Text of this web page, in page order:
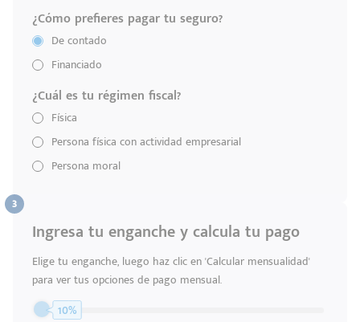
Escríbenos
+528121278366
Código
Postal
Ingresar
¿Cómo prefieres pagar tu seguro?
De contado
Financiado
¿Cuál es tu régimen fiscal?
Física
Persona física con actividad empresarial
Persona moral
Ingresa tu enganche y calcula tu pago
Elige tu enganche, luego haz clic en 'Calcular mensualidad'
para ver tus opciones de pago mensual.
10%